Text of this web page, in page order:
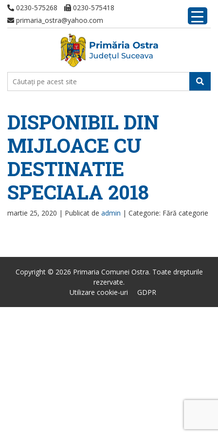
0230-575268
0230-575418
primaria_ostra@yahoo.com
DISPONIBIL DIN
MIJLOACE CU
DESTINATIE
SPECIALA 2018
martie 25, 2020 | Publicat de admin | Categorie: Fără categorie
Copyright © 2026 Primaria Comunei Ostra. Toate drepturile
rezervate.
Utilizare cookie-uri
GDPR